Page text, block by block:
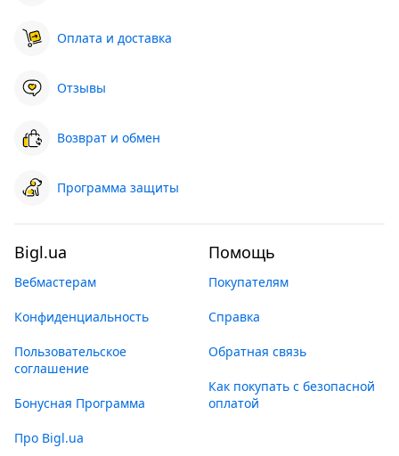
Оплата и доставка
Отзывы
Возврат и обмен
Программа защиты
Bigl.ua
Вебмастерам
Конфиденциальность
Пользовательское
соглашение
Бонусная Программа
Про Bigl.ua
Помощь
Покупателям
Справка
Обратная связь
Как покупать с безопасной
оплатой